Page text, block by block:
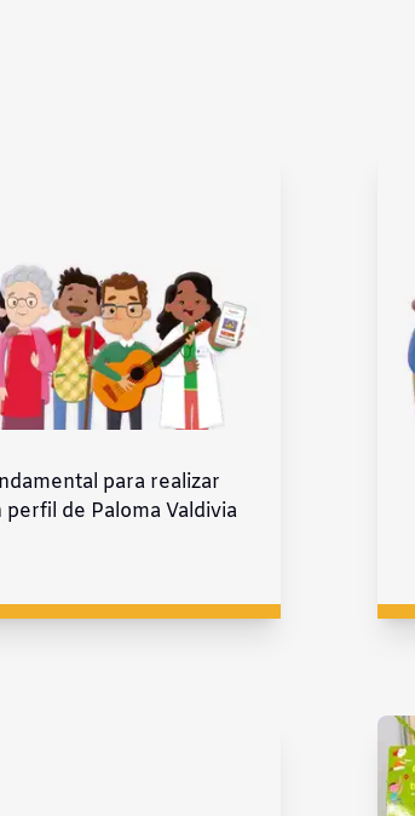
para realizar
perfil de Paloma Valdivia